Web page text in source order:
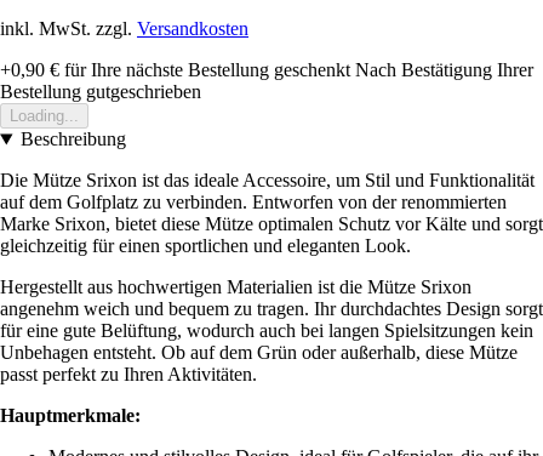
inkl. MwSt. zzgl. Versandkosten
+0,90 € für Ihre nächste Bestellung geschenkt Nach Bestätigung Ihrer
Bestellung gutgeschrieben
Loading...
Beschreibung
Die Mütze Srixon ist das ideale Accessoire, um Stil und Funktionalität
auf dem Golfplatz zu verbinden. Entworfen von der renommierten
Marke Srixon, bietet diese Mütze optimalen Schutz vor Kälte und sorgt
gleichzeitig für einen sportlichen und eleganten Look.
Hergestellt aus hochwertigen Materialien ist die Mütze Srixon
angenehm weich und bequem zu tragen. Ihr durchdachtes Design sorgt
für eine gute Belüftung, wodurch auch bei langen Spielsitzungen kein
Unbehagen entsteht. Ob auf dem Grün oder außerhalb, diese Mütze
passt perfekt zu Ihren Aktivitäten.
Hauptmerkmale: